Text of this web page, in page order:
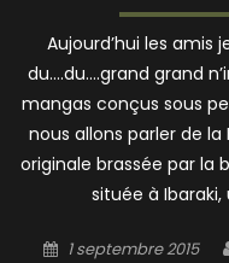
Aujourd’hui les amis
du….du….grand grand
mangas conçus sous
nous allons parler de la
originale brassée par la
située à
Posted
1 septembre 2015